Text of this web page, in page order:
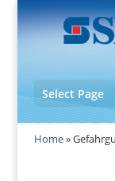
Select Page
Home»